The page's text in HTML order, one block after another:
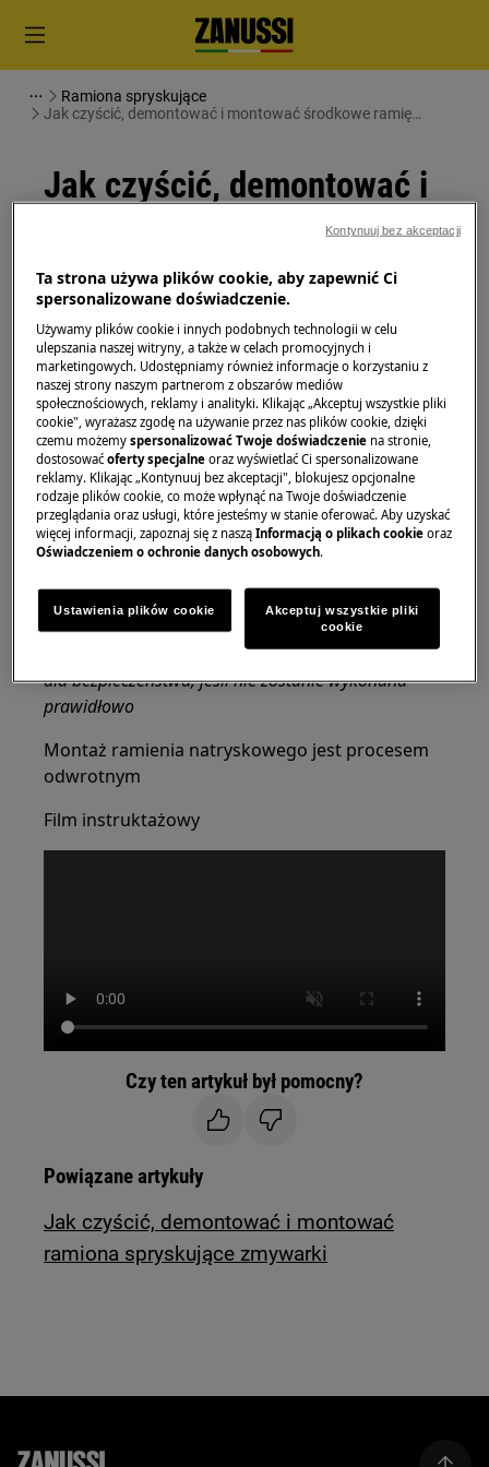
Ramiona spryskujące
Jak czyścić, demontować i montować środkowe ramię
Jak czyścić, demontować i
montować środkowe ramię
spryskujące zmywarki
Rozwiązanie
Przed rozpoczęciem jakichkolwiek czynności
konserwacyjnych wyłącz urządzenie i wyjmij wtyczkę
zgniazdka.
Zawsze zachowaj ostrożność podczas przenoszenia
urządzeń, w przypadku ciężkich urządzeń do
przenoszenia potrzebne są dwie osoby.
Zawsze używaj rękawic ochronnych i załączonego
obuwia.
Należy pamiętać, że samodzielna naprawa lub
naprawa nieprofesjonalna może mieć konsekwencje
dla bezpieczeństwa, jeśli nie zostanie wykonana
prawidłowo
Montaż ramienia natryskowego jest procesem
odwrotnym
Film instruktażowy
Czy ten artykuł był pomocny?
Powiązane artykuły
Jak czyścić, demontować i montować
ramiona spryskujące zmywarki
Ta strona używa plików cookie, aby zapewnić Ci
spersonalizowane doświadczenie.
Używamy plików cookie i innych podobnych technologii w celu
ulepszania naszej witryny, a także w celach promocyjnych i
marketingowych. Udostępniamy również informacje o korzystaniu z
naszej strony naszym partnerom z obszarów mediów
społecznościowych, reklamy i analityki. Klikając „Akceptuj wszystkie pliki
cookie", wyrażasz zgodę na używanie przez nas plików cookie, dzięki
czemu możemyspersonalizować Twoje doświadczenie na stronie,
dostosowaćoferty specjalne oraz wyświetlać Ci spersonalizowane
reklamy. Klikając „Kontynuuj bez akceptacji", blokujesz opcjonalne
rodzaje plików cookie, co może wpłynąć na Twoje doświadczenie
przeglądania oraz usługi, które jesteśmy w stanie oferować. Aby uzyskać
więcej informacji, zapoznaj się z nasząInformacją o plikach cookie oraz
Oświadczeniem o ochronie danych osobowych.
Ustawienia plików cookie
Akceptuj wszystkie pliki
cookie
Kontynuuj bez akceptacji